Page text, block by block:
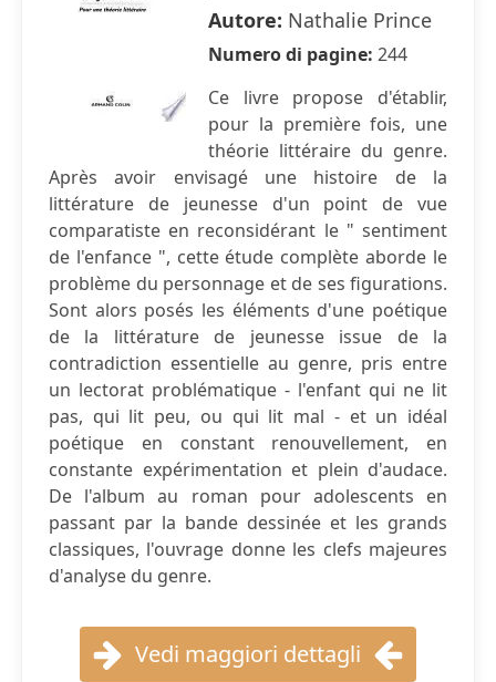
Autore: Nathalie Prince
Numero di pagine: 244
Ce livre propose d'établir,
pour la première fois, une
théorie littéraire du genre.
Après avoir envisagé une histoire de la
littérature de jeunesse d'un point de vue
comparatiste en reconsidérant le " sentiment
de l'enfance ", cette étude complète aborde le
problème du personnage et de ses figurations.
Sont alors posés les éléments d'une poétique
de la littérature de jeunesse issue de la
contradiction essentielle au genre, pris entre
un lectorat problématique - l'enfant qui ne lit
pas, qui lit peu, ou qui lit mal - et un idéal
poétique en constant renouvellement, en
constante expérimentation et plein d'audace.
De l'album au roman pour adolescents en
passant par la bande dessinée et les grands
classiques, l'ouvrage donne les clefs majeures
d'analyse du genre.
Vedi maggiori dettagli